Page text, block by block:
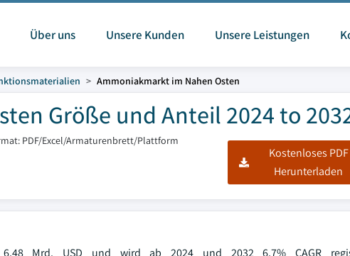
Über uns Unsere Kunden Unsere Leistungen
Ammoniakmarkt im Nahen Osten
Größe und Anteil 2024 to
PDF/Excel/Armaturenbrett/Plattform
Kostenloses PDF
Herunterladen
Mrd. USD und wird ab 2024 und 2032 6,7% CAGR